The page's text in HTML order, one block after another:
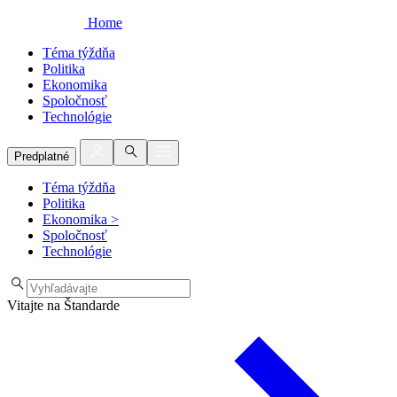
Home
Téma týždňa
Politika
Ekonomika
Spoločnosť
Technológie
Predplatné
Téma týždňa
Politika
Ekonomika >
Spoločnosť
Technológie
Vitajte na Štandarde